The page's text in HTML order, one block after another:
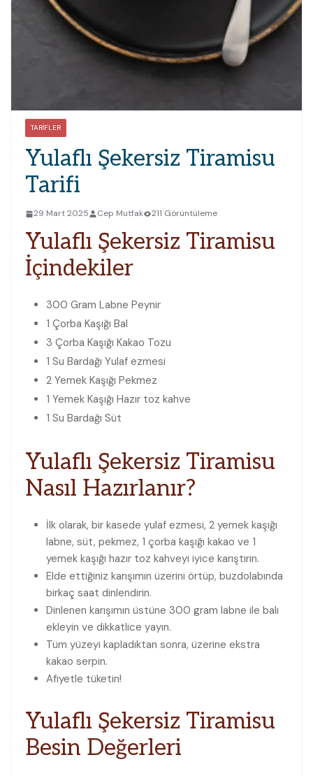
TARIFLER
Yulaflı Şekersiz Tiramisu
Tarifi
29 Mart 2025 Cep Mutfak 211 Görüntüleme
Yulaflı Şekersiz Tiramisu
İçindekiler
300 Gram Labne Peynir
1 Çorba Kaşığı Bal
3 Çorba Kaşığı Kakao Tozu
1 Su Bardağı Yulaf ezmesi
2 Yemek Kaşığı Pekmez
1 Yemek Kaşığı Hazır toz kahve
1 Su Bardağı Süt
Yulaflı Şekersiz Tiramisu
Nasıl Hazırlanır?
İlk olarak, bir kasede yulaf ezmesi, 2 yemek kaşığı
labne, süt, pekmez, 1 çorba kaşığı kakao ve 1
yemek kaşığı hazır toz kahveyi iyice karıştırın.
Elde ettiğiniz karışımın üzerini örtüp, buzdolabında
birkaç saat dinlendirin.
Dinlenen karışımın üstüne 300 gram labne ile balı
ekleyin ve dikkatlice yayın.
Tüm yüzeyi kapladıktan sonra, üzerine ekstra
kakao serpin.
Afiyetle tüketin!
Yulaflı Şekersiz Tiramisu
Besin Değerleri